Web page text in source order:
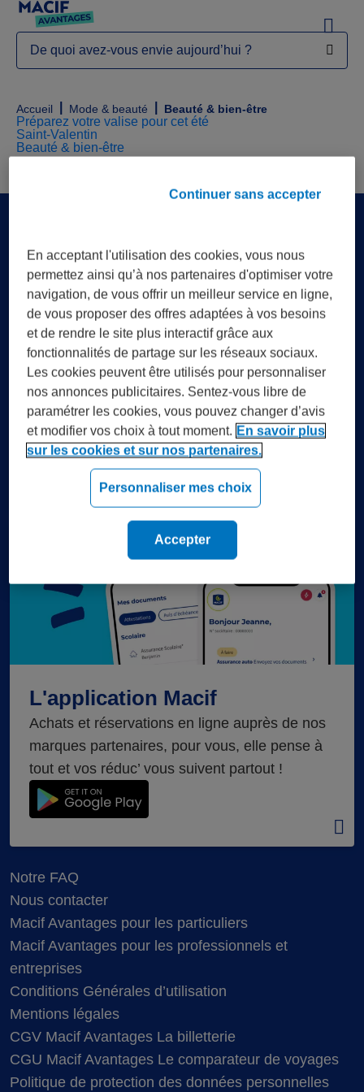
De quoi avez-vous envie aujourd’hui ?
Menu
Accueil Mode & beauté Beauté & bien-être
Préparez votre valise pour cet été
Saint-Valentin
Beauté & bien-être
Réduisez vos dépenses, pas
vos engagements
Découvrez notre sélection de marques
engagées du moment.
L'application Macif
Achats et réservations en ligne auprès de nos
marques partenaires, pour vous, elle pense à
tout et vos réduc’ vous suivent partout !
Notre FAQ
Nous contacter
Macif Avantages pour les particuliers
Macif Avantages pour les professionnels et
entreprises
Conditions Générales d’utilisation
Mentions légales
CGV Macif Avantages La billetterie
CGU Macif Avantages Le comparateur de voyages
Politique de protection des données personnelles
C
h
a
r
g
e
m
e
n
t
e
n co
u
r
s
En acceptant l'utilisation des cookies, vous nous
permettez ainsi qu’à nos partenaires d'optimiser votre
navigation, de vous offrir un meilleur service en ligne,
de vous proposer des offres adaptées à vos besoins
et de rendre le site plus interactif grâce aux
fonctionnalités de partage sur les réseaux sociaux.
Les cookies peuvent être utilisés pour personnaliser
nos annonces publicitaires. Sentez-vous libre de
paramétrer les cookies, vous pouvez changer d’avis
et modifier vos choix à tout moment. En savoir plus
sur les cookies et sur nos partenaires.
Personnaliser mes choix
Continuer sans accepter
Accepter